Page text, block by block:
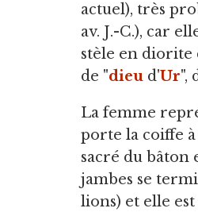
actuel), très
av. J.-C.), car
stèle en diorite
de "dieu d'Ur",
La femme
porte la coiffe
sacré du bâton
jambes se
lions) et elle